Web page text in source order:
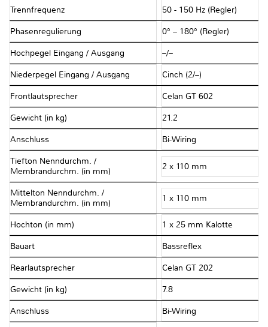
Trennfrequenz 50 - 150 Hz (Regler)
Phasenregulierung 0° – 180° (Regler)
Hochpegel Eingang / Ausgang –/–
Niederpegel Eingang / Ausgang Cinch (2/–)
Frontlautsprecher Celan GT 602
Gewicht (in kg) 21.2
Anschluss Bi-Wiring
Tiefton Nenndurchm. /
Membrandurchm. (in mm)
2 x 110 mm
Mittelton Nenndurchm. /
Membrandurchm. (in mm)
1 x 110 mm
Hochton (in mm) 1 x 25 mm Kalotte
Bauart Bassreflex
Rearlautsprecher Celan GT 202
Gewicht (in kg) 7.8
Anschluss Bi-Wiring